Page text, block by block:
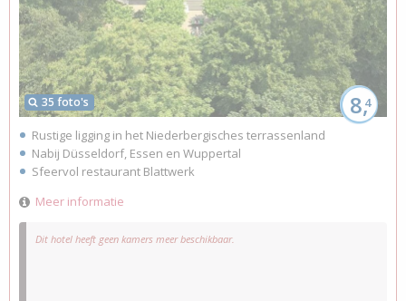
Dit hotel heeft geen kamers meer beschikbaar.
35 foto's 8,4
Rustige ligging in het Niederbergisches terrassenland
Nabij Düsseldorf, Essen en Wuppertal
Sfeervol restaurant Blattwerk
Meer informatie